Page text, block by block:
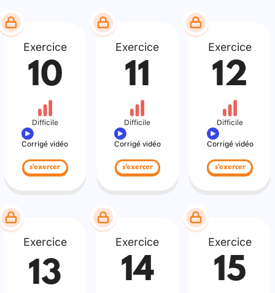
Exercice
10
Difficile
Corrigé vidéo
s'exercer
Exercice
11
Difficile
Corrigé vidéo
s'exercer
Exercice
12
Difficile
Corrigé vidéo
s'exercer
Exercice
13
Exercice
14
Exercice
15